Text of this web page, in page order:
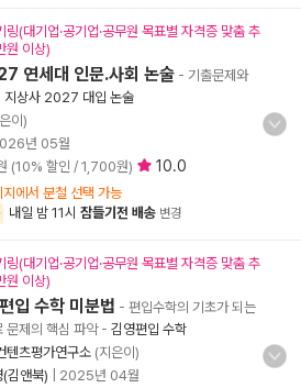
링(대기업·공기업·공무원 목표별 자격증 맞춤 추
원 이상)
연세대 인문.사회 논술 - 기출문제와
지상사 2027 대입 논술
이)
년 05월
(10% 할인 / 1,700원) 10.0
지에서 분철 선택 가능
내일 밤 11시 잠들기전 배송 변경
링(대기업·공기업·공무원 목표별 자격증 맞춤 추
원 이상)
입 수학 미분법 - 편입수학의 기초가 되는
문제의 핵심 파악- 김영편입 수학
텐츠평가연구소 (지은이)
(김앤북)
2025년 04월